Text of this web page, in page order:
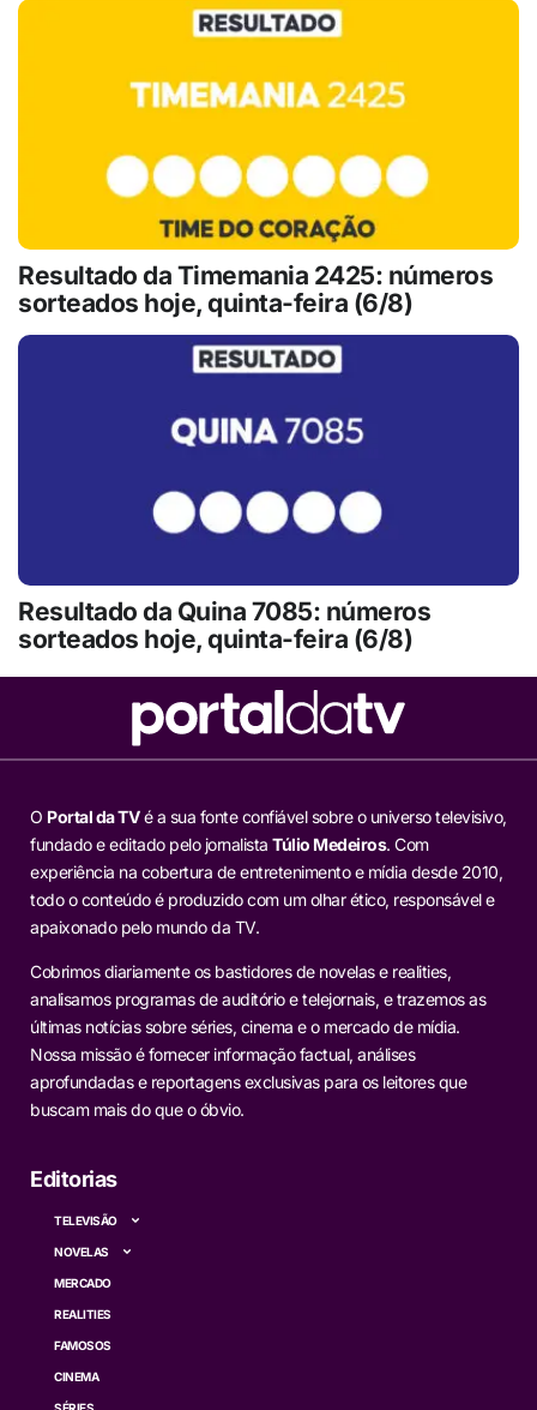
Resultado da Timemania 2425: números
sorteados hoje, quinta-feira (6/8)
Resultado da Quina 7085: números
sorteados hoje, quinta-feira (6/8)
O Portal da TVé a sua fonte confiável sobre o universo televisivo,
fundado e editado pelo jornalista Túlio Medeiros. Com
experiência na cobertura de entretenimento e mídia desde 2010,
todo o conteúdo é produzido com um olhar ético, responsável e
apaixonado pelo mundo da TV.
Cobrimos diariamente os bastidores de novelas e realities,
analisamos programas de auditório e telejornais, e trazemos as
últimas notícias sobre séries, cinema e o mercado de mídia.
Nossa missão é fornecer informação factual, análises
aprofundadas e reportagens exclusivas para os leitores que
buscam mais do que o óbvio.
Editorias
TELEVISÃO
NOVELAS
MERCADO
REALITIES
FAMOSOS
CINEMA